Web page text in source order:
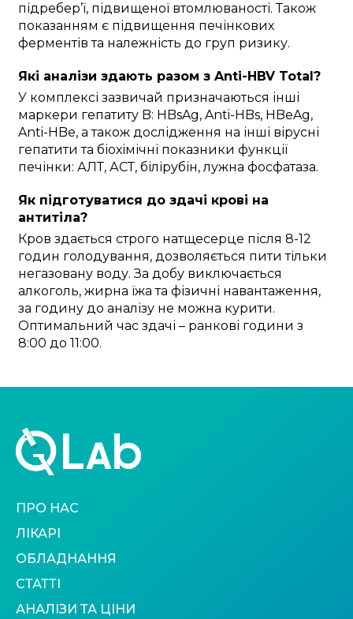
підребер’ї, підвищеної втомлюваності. Також
показанням є підвищення печінкових
ферментів та належність до груп ризику.
Які аналізи здають разом з Anti-HBV Total?
У комплексі зазвичай призначаються інші
маркери гепатиту B: HBsAg, Anti-HBs, HBeAg,
Anti-HBe, а також дослідження на інші вірусні
гепатити та біохімічні показники функції
печінки: АЛТ, АСТ, білірубін, лужна фосфатаза.
Як підготуватися до здачі крові на
антитіла?
Кров здається строго натщесерце після 8-12
годин голодування, дозволяється пити тільки
негазовану воду. За добу виключається
алкоголь, жирна їжа та фізичні навантаження,
за годину до аналізу не можна курити.
Оптимальний час здачі – ранкові години з
8:00 до 11:00.
ПРО НАС
ЛІКАРІ
ОБЛАДНАННЯ
СТАТТІ
АНАЛІЗИ ТА ЦІНИ